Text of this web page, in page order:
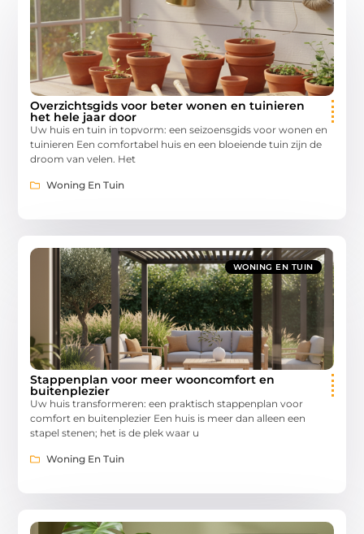
Overzichtsgids voor beter wonen en tuinieren
het hele jaar door
Uw huis en tuin in topvorm: een seizoensgids voor wonen en
tuinieren Een comfortabel huis en een bloeiende tuin zijn de
droom van velen. Het
Woning En Tuin
WONING EN TUIN
Stappenplan voor meer wooncomfort en
buitenplezier
Uw huis transformeren: een praktisch stappenplan voor
comfort en buitenplezier Een huis is meer dan alleen een
stapel stenen; het is de plek waar u
Woning En Tuin